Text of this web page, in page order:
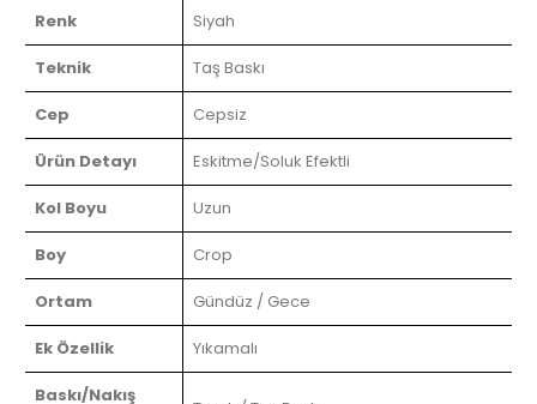
Renk Siyah
Teknik Taş Baskı
Cep Cepsiz
Ürün Detayı Eskitme/Soluk Efektli
Kol Boyu Uzun
Boy Crop
Ortam Gündüz / Gece
Ek Özellik Yıkamalı
Baskı/Nakış